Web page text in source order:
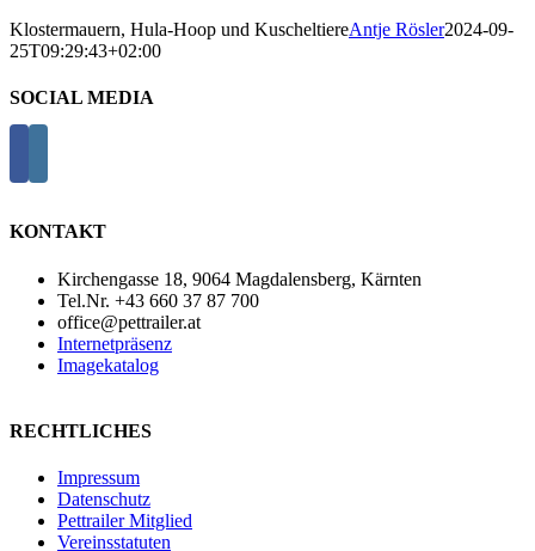
Klostermauern, Hula-Hoop und KuscheltiereAntje Rösler2024-09-
25T09:29:43+02:00
SOCIAL MEDIA
KONTAKT
Kirchengasse 18, 9064 Magdalensberg, Kärnten
Tel.Nr. +43 660 37 87 700
office@pettrailer.at
Internetpräsenz
Imagekatalog
RECHTLICHES
Impressum
Datenschutz
Pettrailer Mitglied
Vereinsstatuten